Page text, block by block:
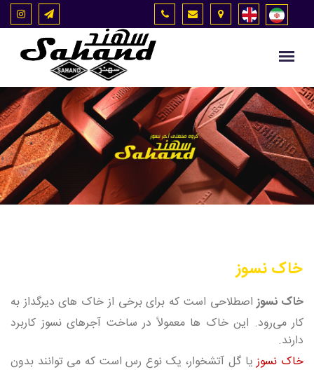
خاک نسوز
خاک نسوزاصطلاحی ا‌ست که برای برخی از خاک های دیرگداز به
کار می‌رود. این خاک ها معمولاً در ساخت آجرهای نسوز کاربرد
دارند.
خاک نسوزیا گل آتشخوار، یک نوع رس است که می توانند بدون